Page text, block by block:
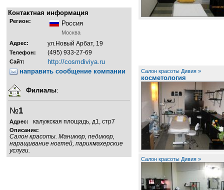
Контактная информация
Регион: Россия
Москва
Адрес:
ул.Новый Арбат, 19
Телефон: (495) 933-27-69
Сайт:
http://cosmdiviya.ru
направить сообщение компании
Филиалы:
№1
Адрес: калужская площадь, д1, стр7
Описание:
Салон красоты. Маникюр, педикюр,
наращивание ногтей, парикмахерские
услуги.
Салон красоты Дивия »
косметология
Салон красоты Дивия »